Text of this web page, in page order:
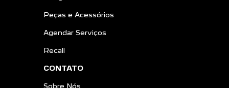
Peças e Acessórios
Agendar Serviços
Recall
CONTATO
Sobre Nós